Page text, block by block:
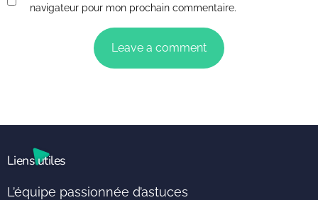
navigateur pour mon prochain commentaire.
Liens utiles
L’équipe passionnée d’astuces